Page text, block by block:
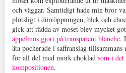
och väggar. Samtidigt hade min bror
plötsligt i dörröppningen, blek och
gick att rädda av moset blev mycket
äppelmos gjort på transparent blanche.
äta pocherade i saffranslag
för all del med mörk choklad som i
kompositionen.